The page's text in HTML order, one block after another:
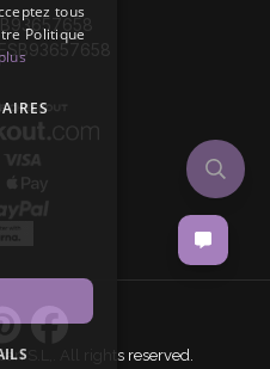
S.L,. All rights reserved.
tous
Politique